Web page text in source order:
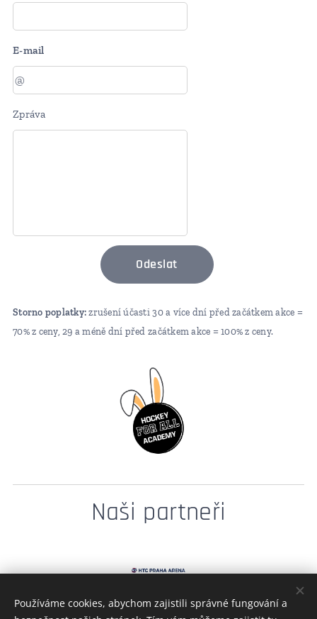
E-mail
Zpráva
Odeslat
Storno poplatky:zrušení účasti 30 a více dní před začátkem akce =
70% z ceny, 29 a méně dní před začátkem akce = 100% z ceny.
Naši partneři
Používáme cookies, abychom zajistili správné fungování a